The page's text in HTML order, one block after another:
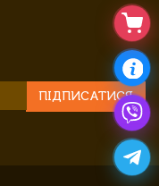
ПІДПИСАТИСЯ